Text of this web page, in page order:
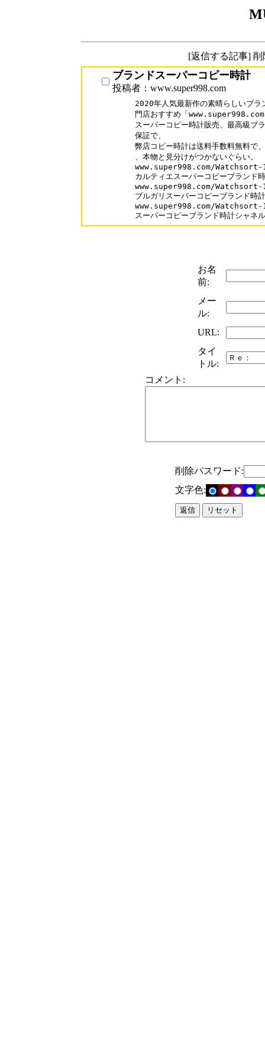
[返信する記事]
ブランドスーパーコピー時計
投稿者：www.super998.com
2020年人気最新作の素晴らしいブ
門店おすすめ「
スーパーコピー時計販売、最高級ブ
保証で、
弊店コピー時計は送料手数料無料で
、本物と見分けがつかないぐらい。
www.super998.com/
カルティエスーパーコピーブランド
www.super998.com/
ブルガリスーパーコピーブランド時計
www.super998.com/
スーパーコピーブランド時計シャネル
お名
前:
メー
ル:
URL:
タイ
トル:
コメント:
削除パスワード:
文字色: